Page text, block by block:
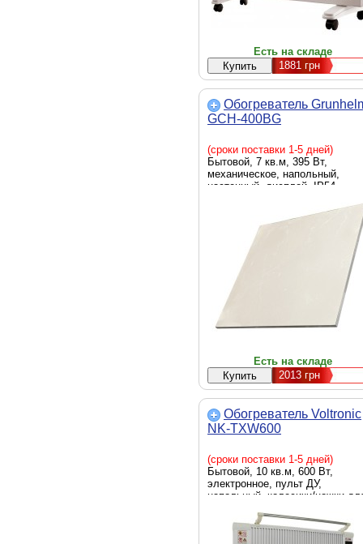
Есть на складе
1881 грн
Обогреватель
GCH-400BG
(сроки поставки 1-5 дней)
Бытовой, 7 кв.м, 395 Вт,
механическое, напольный,
настенный, дисплей, IP54,
керамический обогреватель
Есть на складе
2013 грн
Обогреватель Voltronic
NK-TXW600
(сроки поставки 1-5 дней)
Бытовой, 10 кв.м, 600 Вт,
электронное, пульт ДУ,
напольный, колесики/ножки
сушильная стойка, 5.2 кг,
конвектор